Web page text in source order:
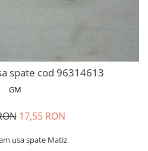
spate cod 96314613
GM
17,55 RON
usa spate Matiz